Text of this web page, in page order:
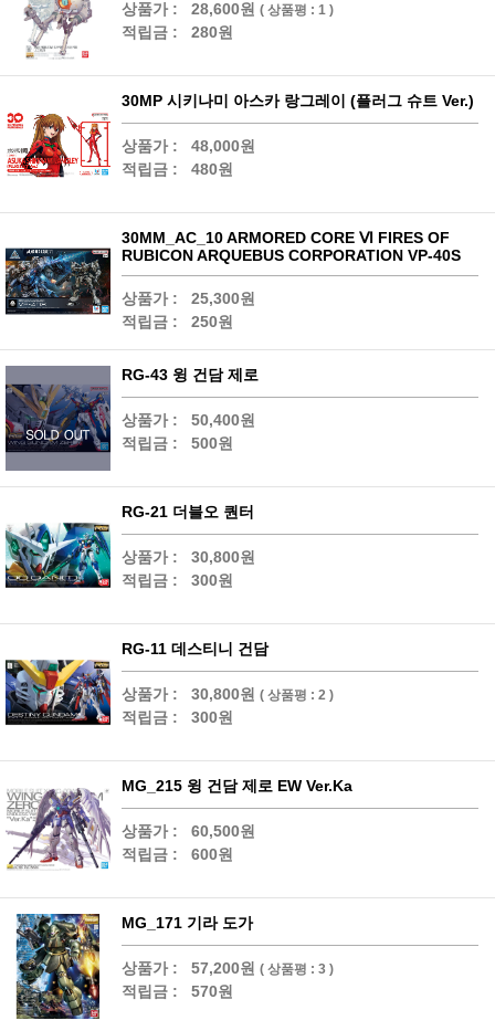
상품가 : 28,600원 ( 상품평 : 1 )
적립금 : 280원
30MP 시키나미 아스카 랑그레이 (플러그 슈트 Ver.)
상품가 :
48,000원
적립금 :
480원
30MM_AC_10 ARMORED CORE Ⅵ FIRES OF
RUBICON ARQUEBUS CORPORATION VP-40S
상품가 :
25,300원
적립금 :
250원
RG-43 윙 건담 제로
상품가 :
50,400원
적립금 :
500원
RG-21 더블오 퀀터
상품가 :
30,800원
적립금 :
300원
RG-11 데스티니 건담
상품가 : 30,800원 ( 상품평 : 2 )
적립금 : 300원
MG_215 윙 건담 제로 EW Ver.Ka
상품가 :
60,500원
적립금 :
600원
MG_171 기라 도가
상품가 : 57,200원 ( 상품평 : 3 )
적립금 : 570원